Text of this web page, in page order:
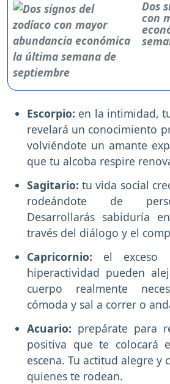
Dos
con
Escorpio: en la intimidad,
revelará un conocimiento
volviéndote un amante
que tu alcoba respire
Sagitario: tu vida social
rodeándote de
Desarrollarás sabiduría
través del diálogo y el
Capricornio: el
hiperactividad pueden
cuerpo realmente
cómoda y sal a correr o
Acuario: prepárate para
positiva que te colocará
escena. Tu actitud alegre y
quienes te rodean.